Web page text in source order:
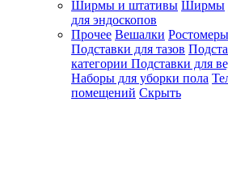
Ширмы и штативы Ширмы
для эндоскопов
Прочее Вешалки Ростомеры
Подставки для тазов
категории Подставки для
Наборы для уборки пола
помещений Скрыть